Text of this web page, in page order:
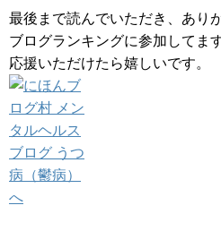
最後まで読んでいただき、あり
ブログランキングに参加してます
応援いただけたら嬉しいです。